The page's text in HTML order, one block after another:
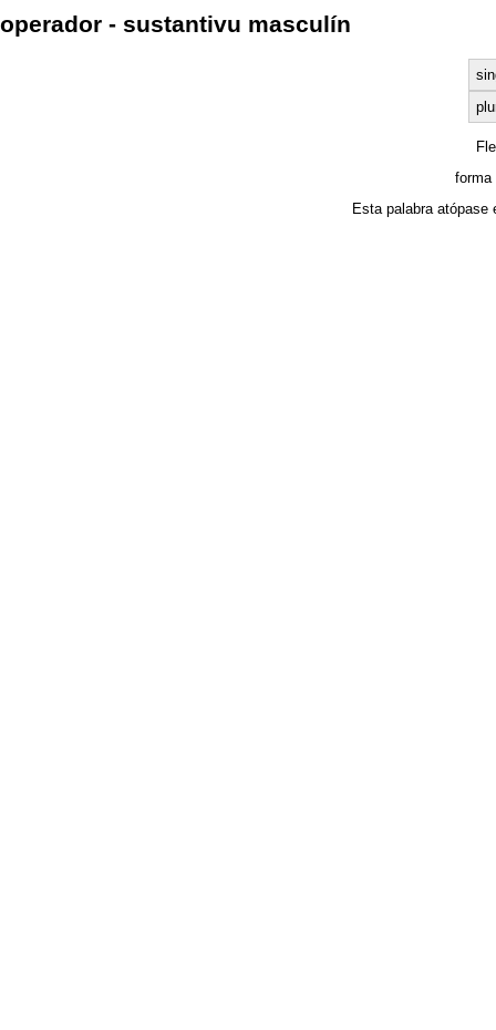
operador - sustantivu masculín
Esta palabra atópase